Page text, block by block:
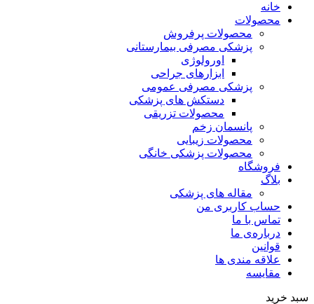
خانه
محصولات
محصولات پرفروش
پزشکی مصرفی بیمارستانی
اورولوژی
ابزارهای جراحی
پزشکی مصرفی عمومی
دستکش های پزشکی
محصولات تزریقی
پانسمان زخم
محصولات زیبایی
محصولات پزشکی خانگی
فروشگاه
بلاگ
مقاله های پزشکی
حساب کاربری من
تماس با ما
درباره‌ی ما
قوانین
علاقه مندی ها
مقایسه
سبد خرید